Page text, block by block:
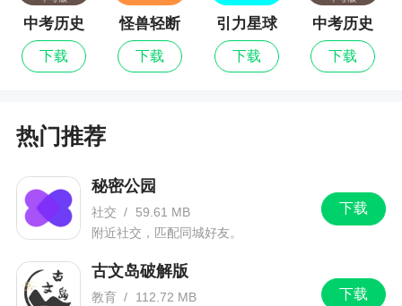
中考历史
通最新版
下载
怪兽轻断
食
下载
引力星球
最新版
下载
中考历史
通
下载
热门推荐
下载
秘密公园
社交 /
59.61 MB
附近社交，匹配同城好友。
下载
古文岛破解版
教育 /
112.72 MB